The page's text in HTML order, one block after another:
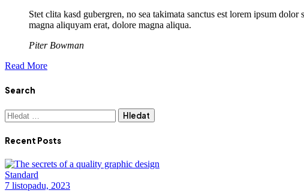
Stet clita kasd gubergren, no sea takimata sanctus est lorem ipsum
magna aliquyam erat, dolore magna aliqua.
Piter Bowman
Read More
Search
Recent Posts
Standard
7 listopadu, 2023